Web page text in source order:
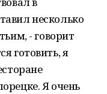
несколько
- говорит
готовить, я
Я очень